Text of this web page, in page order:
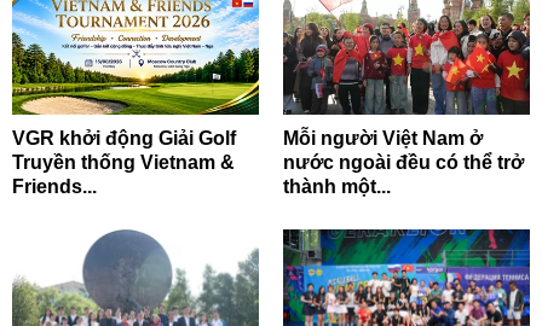
VGR khởi động Giải Golf
Truyền thống Vietnam &
Friends...
Mỗi người Việt Nam ở
nước ngoài đều có thể trở
thành một...